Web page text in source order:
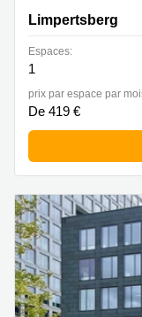
Limpertsberg
Espaces:
1
prix par espace par
De 419 €